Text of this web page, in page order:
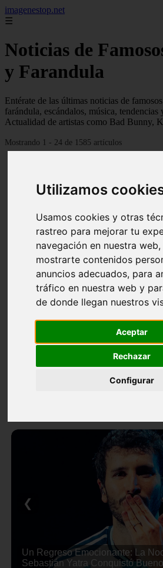
Utilizamos
Usamos cookies y otras
rastreo para mejorar tu
navegación en nuestra web,
mostrarte contenidos
anuncios adecuados, para
tráfico en nuestra web y
de donde llegan nuestros
Aceptar
Rechazar
Configurar
imagenestop.net
☰
Noticias de
y Farandula
Entérate de las últimas noticias de
farándula, escándalos, música, tendencias
Actualidad de artistas como Bad Bunny,
Mostrando 1 - 24 de 1585 artículos
Un Regreso Emocionante: La
Sebastián Yatra Conquistó
❮